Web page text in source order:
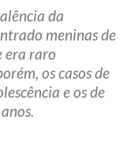
da
meninas de
era raro
os casos de
e os de